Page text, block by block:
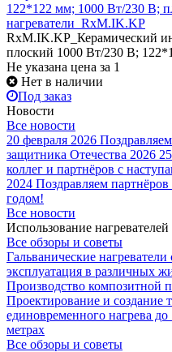
122*122 мм; 1000 Вт/230 В;
нагреватели_RxM.IK.KP
RxM.IK.KP_Керамический
плоский 1000 Вт/230 В;
Не указана цена за 1
Нет в наличии
Под заказ
Новости
Все новости
20 февраля 2026
защитника Отечества 2026
коллег и партнёров с
2024 Поздравляем
годом!
Все новости
Использование нагревателей
Все обзоры и советы
Гальванические
эксплуатация в различных
Производство композитной
Проектирование и создание
единовременного нагрева
метрах
Все обзоры и советы